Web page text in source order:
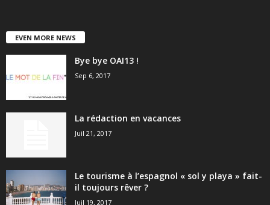
EVEN MORE NEWS
Bye bye OAI13 !
Sep 6, 2017
La rédaction en vacances
Juil 21, 2017
Le tourisme à l’espagnol « sol y playa » fait-
il toujours rêver ?
Juil 19, 2017